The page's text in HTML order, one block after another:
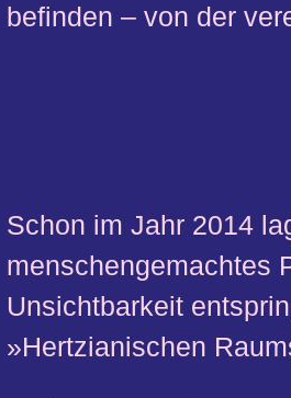
befinden – von der
Schon im Jahr 2014
menschengemachtes
Unsichtbarkeit
»Hertzianischen